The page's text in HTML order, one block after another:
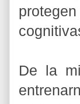
De la